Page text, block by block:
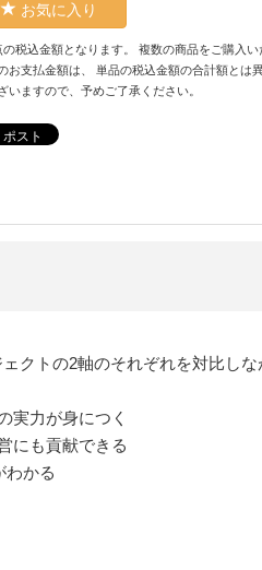
お気に入り
税込金額となります。 複数の商品をご購入い
お支払金額は、 単品の税込金額の合計額とは
いますので、予めご了承ください。
ポスト
クトの2軸のそれぞれを対比しな
実力が身につく
にも貢献できる
わかる